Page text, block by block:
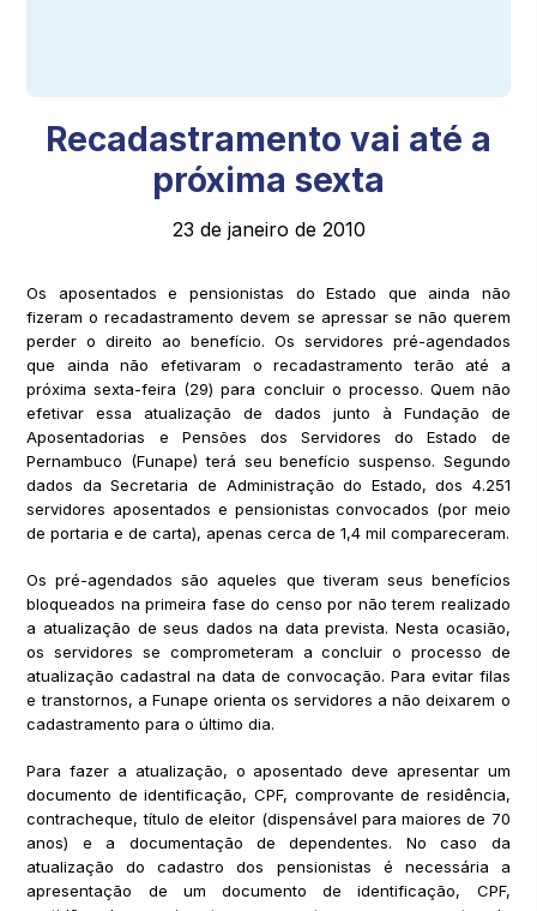
Recadastramento vai até a
próxima sexta
23 de janeiro de 2010
Os aposentados e pensionistas do Estado que ainda não
fizeram o recadastramento devem se apressar se não querem
perder o direito ao benefício. Os servidores pré-agendados
que ainda não efetivaram o recadastramento terão até a
próxima sexta-feira (29) para concluir o processo. Quem não
efetivar essa atualização de dados junto à Fundação de
Aposentadorias e Pensões dos Servidores do Estado de
Pernambuco (Funape) terá seu benefício suspenso. Segundo
dados da Secretaria de Administração do Estado, dos 4.251
servidores aposentados e pensionistas convocados (por meio
de portaria e de carta), apenas cerca de 1,4 mil compareceram.
Os pré-agendados são aqueles que tiveram seus benefícios
bloqueados na primeira fase do censo por não terem realizado
a atualização de seus dados na data prevista. Nesta ocasião,
os servidores se comprometeram a concluir o processo de
atualização cadastral na data de convocação. Para evitar filas
e transtornos, a Funape orienta os servidores a não deixarem o
cadastramento para o último dia.
Para fazer a atualização, o aposentado deve apresentar um
documento de identificação, CPF, comprovante de residência,
contracheque, título de eleitor (dispensável para maiores de 70
anos) e a documentação de dependentes. No caso da
atualização do cadastro dos pensionistas é necessária a
apresentação de um documento de identificação, CPF,